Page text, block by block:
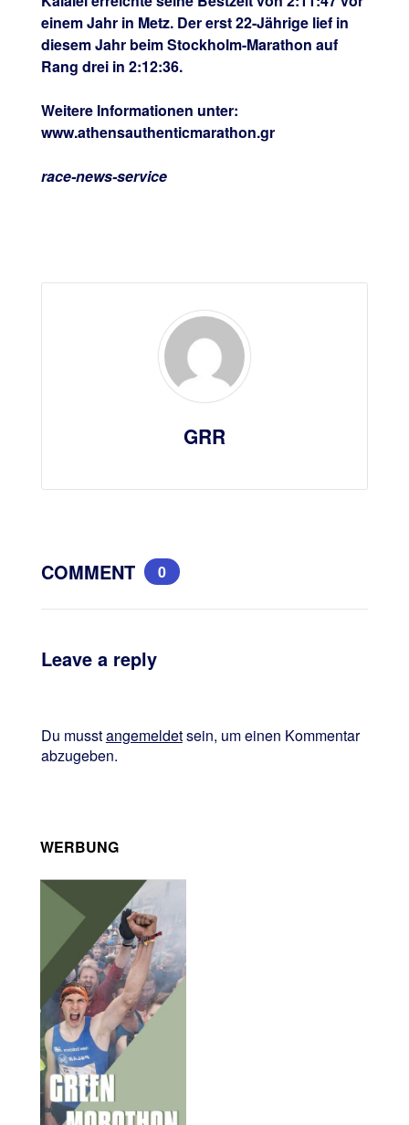
einem Jahr in Metz. Der erst 22-Jährige lief in
diesem Jahr beim Stockholm-Marathon auf
Rang drei in 2:12:36.
Weitere Informationen unter:
www.athensauthenticmarathon.gr
race-news-service
GRR
COMMENT 0
Leave a reply
Du musstangemeldetsein, um einen Kommentar
abzugeben.
WERBUNG